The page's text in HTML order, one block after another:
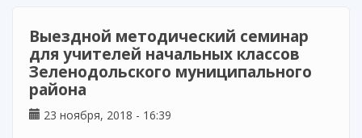
Выездной методический семинар
для учителей начальных классов
Зеленодольского муниципального
района
23 ноября, 2018 - 16:39